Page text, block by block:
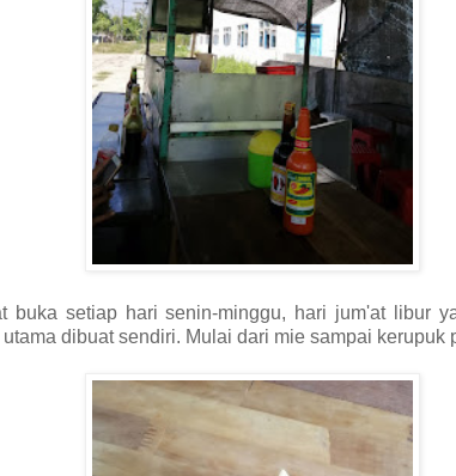
buka setiap hari senin-minggu, hari jum'at libur
dibuat sendiri. Mulai dari mie sampai kerupuk